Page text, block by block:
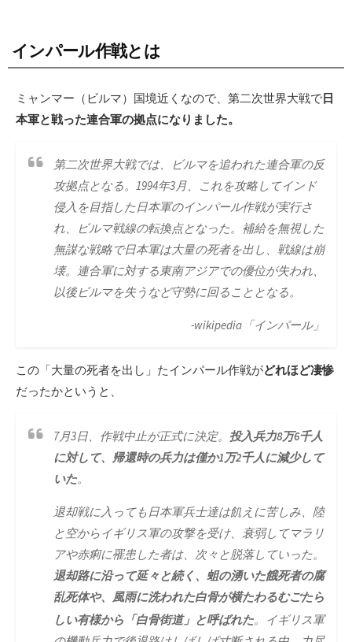
インパール作戦とは
ミャンマー（ビルマ）国境近くなので、第二次世界大戦で日
本軍と戦った連合軍の拠点になりました。
第二次世界大戦では、ビルマを追われた連合軍の反
攻拠点となる。1994年3月、これを攻略してインド
侵入を目指した日本軍のインパール作戦が実行さ
れ、ビルマ戦線の転換点となった。補給を無視した
無謀な戦略で日本軍は大量の死者を出し、戦線は崩
壊。連合軍に対する東南アジアでの優位が失われ、
以後ビルマを失うなど守勢に回ることとなる。
-wikipedia「インパール」
この「大量の死者を出し」たインパール作戦がどれほど凄惨
だったかというと、
7月3日、作戦中止が正式に決定。 投入兵力8万6千人
に対して、帰還時の兵力は僅か1万2千人に減少して
いた。
退却戦に入っても日本軍兵士達は飢えに苦しみ、陸
と空からイギリス軍の攻撃を受け、衰弱してマラリ
アや赤痢に罹患した者は、次々と脱落していった。
退却路に沿って延々と続く、蛆の湧いた餓死者の腐
乱死体や、風雨に洗われた白骨が横たわるむごたら
しい有様から「白骨街道」と呼ばれた。イギリス軍